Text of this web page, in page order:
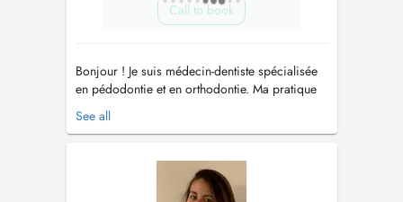
Call to book
Bonjour ! Je suis médecin-dentiste spécialisée
en pédodontie et en orthodontie. Ma pratique
sadresse aux enfants, aux adolescents et aux
adultes, avec une approche douce, préventive
importance à lécoute du patient et de sa
famille, afin de proposer des soi...
See all